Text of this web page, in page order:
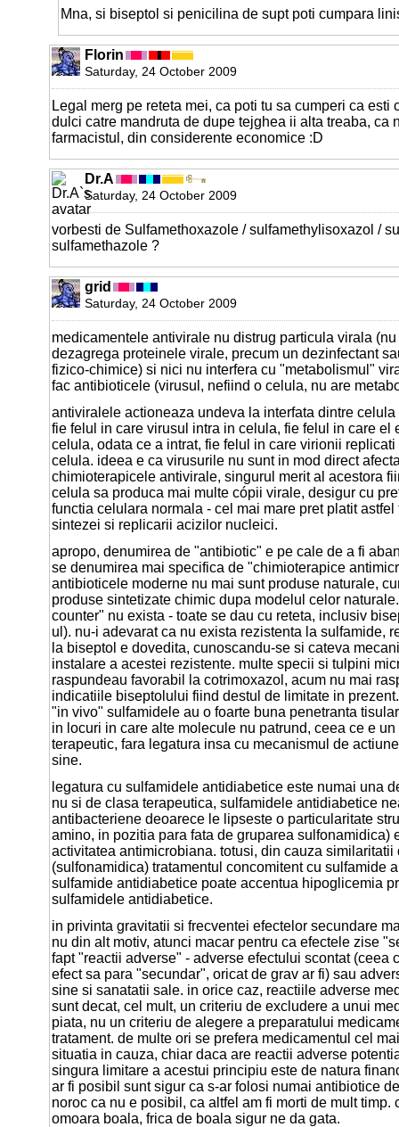
Mna, si biseptol si penicilina de supt poti cumpara
Florin
Saturday, 24 October 2009
Legal merg pe reteta mei, ca poti tu sa cumperi ca esti
dulci catre mandruta de dupe tejghea ii alta treaba, ca
farmacistul, din considerente economice :D
Dr.A
Saturday, 24 October 2009
vorbesti de Sulfamethoxazole / sulfamethylisoxazol /
sulfamethazole ?
grid
Saturday, 24 October 2009
medicamentele antivirale nu distrug particula virala
dezagrega proteinele virale, precum un dezinfectant
fizico-chimice) si nici nu interfera cu "metabolismul"
fac antibioticele (virusul, nefiind o celula, nu are
antiviralele actioneaza undeva la interfata dintre
fie felul in care virusul intra in celula, fie felul in care el
celula, odata ce a intrat, fie felul in care virionii
celula. ideea e ca virusurile nu sunt in mod direct
chimioterapicele antivirale, singurul merit al acestora
celula sa produca mai multe cópii virale, desigur cu
functia celulara normala - cel mai mare pret platit
sintezei si replicarii acizilor nucleici.
apropo, denumirea de "antibiotic" e pe cale de a fi
se denumirea mai specifica de "chimioterapice
antibioticele moderne nu mai sunt produse naturale,
produse sintetizate chimic dupa modelul celor
counter" nu exista - toate se dau cu reteta, inclusiv
ul). nu-i adevarat ca nu exista rezistenta la sulfamide,
la biseptol e dovedita, cunoscandu-se si cateva
instalare a acestei rezistente. multe specii si tulpini
raspundeau favorabil la cotrimoxazol, acum nu mai
indicatiile biseptolului fiind destul de limitate in
"in vivo" sulfamidele au o foarte buna penetranta
in locuri in care alte molecule nu patrund, ceea ce e
terapeutic, fara legatura insa cu mecanismul de
sine.
legatura cu sulfamidele antidiabetice este numai una
nu si de clasa terapeutica, sulfamidele antidiabetice
antibacteriene deoarece le lipseste o particularitate
amino, in pozitia para fata de gruparea sulfonamidica)
activitatea antimicrobiana. totusi, din cauza similaritatii
(sulfonamidica) tratamentul concomitent cu sulfamide
sulfamide antidiabetice poate accentua hipoglicemia
sulfamidele antidiabetice.
in privinta gravitatii si frecventei efectelor secundare
nu din alt motiv, atunci macar pentru ca efectele zise
fapt "reactii adverse" - adverse efectului scontat (ceea
efect sa para "secundar", oricat de grav ar fi) sau
sine si sanatatii sale. in orice caz, reactiile adverse
sunt decat, cel mult, un criteriu de excludere a unui
piata, nu un criteriu de alegere a preparatului
tratament. de multe ori se prefera medicamentul cel
situatia in cauza, chiar daca are reactii adverse
singura limitare a acestui principiu este de natura
ar fi posibil sunt sigur ca s-ar folosi numai antibiotice
noroc ca nu e posibil, ca altfel am fi morti de mult timp.
omoara boala, frica de boala sigur ne da gata.